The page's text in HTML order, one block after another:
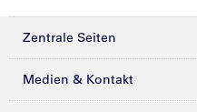
Zentrale Seiten
Kliniken & Zentren
Medien & Kontakt